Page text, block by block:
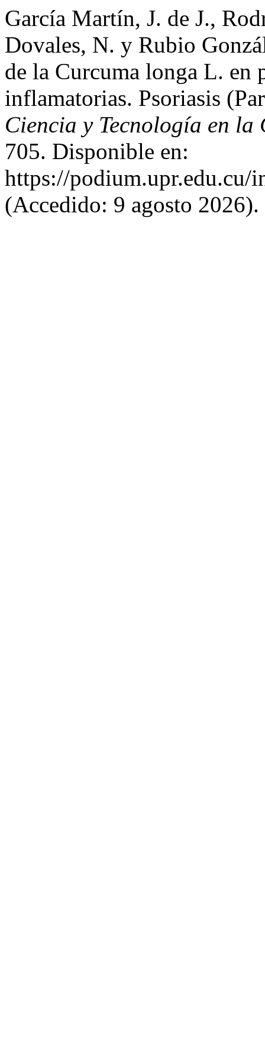
García Martín, J. de J.,
Dovales, N. y Rubio
de la Curcuma longa L. en
inflamatorias. Psoriasis
Ciencia y Tecnología en
705. Disponible en:
https://
(Accedido: 9 agosto 2026).